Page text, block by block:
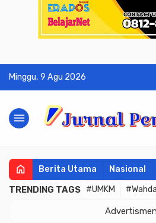
Minggu, 9 Agu 2026
menu
home Berita Utama Nasional
TRENDING TAGS #UMKM